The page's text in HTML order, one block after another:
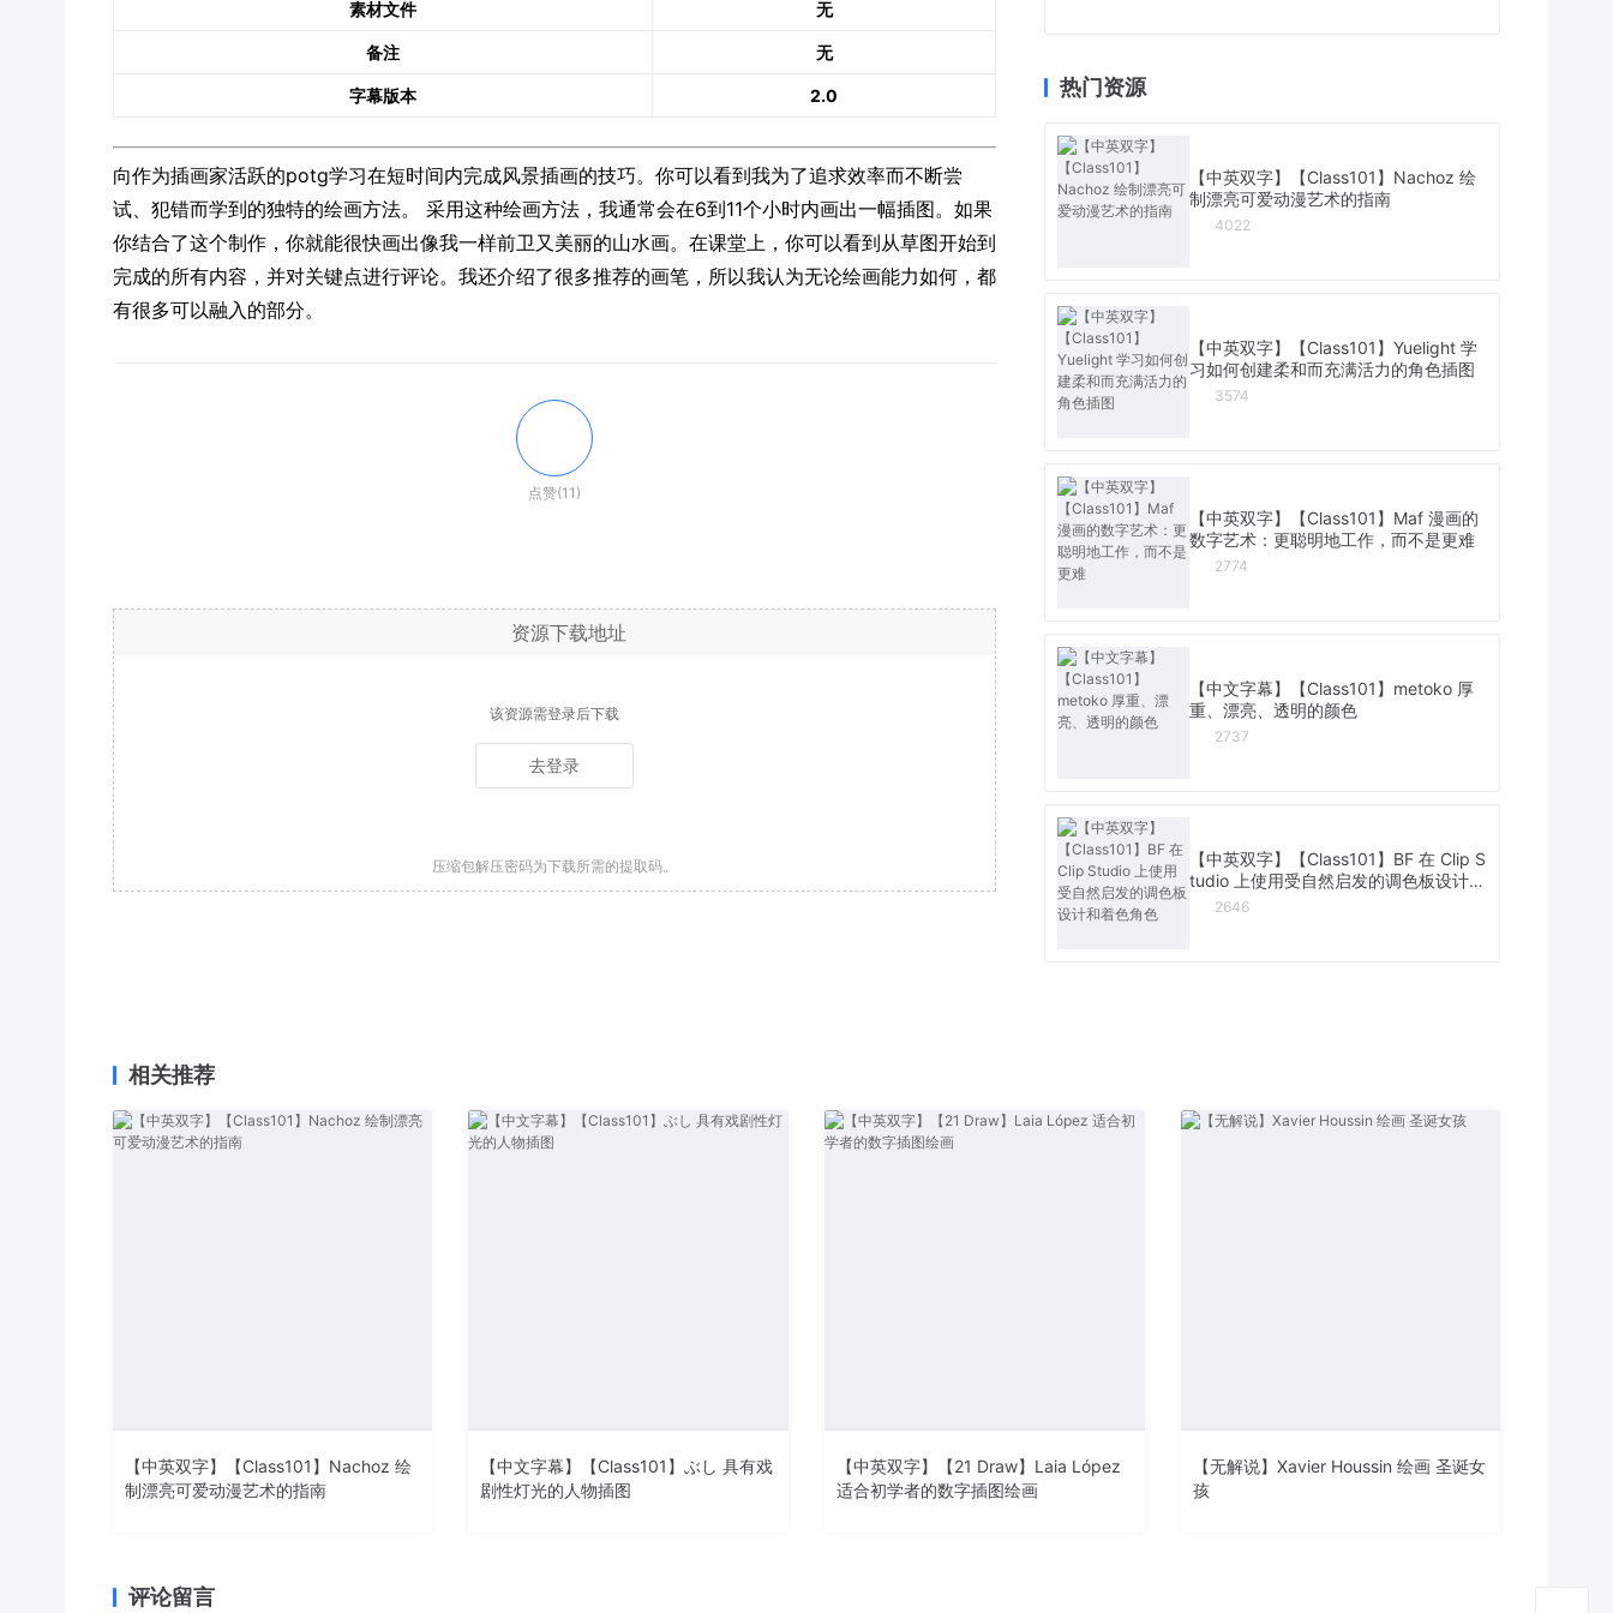
素材文件 无
备注 无
字幕版本 2.0
向作为插画家活跃的potg学习在短时间内完成风景插画的技巧。 你可以看到我为了追求效率而不断尝
试、犯错而学到的独特的绘画方法。 采用这种绘画方法，我通常会在6到11个小时内画出一幅插图。 如果
你结合了这个制作，你就能很快画出像我一样前卫又美丽的山水画。 在课堂上，你可以看到从草图开始到
完成的所有内容，并对关键点进行评论。 我还介绍了很多推荐的画笔，所以我认为无论绘画能力如何，都
有很多可以融入的部分。
点赞(11)
资源下载地址
该资源需登录后下载
去登录
压缩包解压密码为下载所需的提取码。
热门资源
【中英双字】【Class101】Nachoz 绘
制漂亮可爱动漫艺术的指南
4022
【中英双字】【Class101】Yuelight 学
习如何创建柔和而充满活力的角色插图
3574
【中英双字】【Class101】Maf 漫画的
数字艺术：更聪明地工作，而不是更难
2774
【中文字幕】【Class101】metoko 厚
重、漂亮、透明的颜色
2737
【中英双字】【Class101】BF 在 Clip S
tudio 上使用受自然启发的调色板设计和
着色角色
2646
相关推荐
【中英双字】【Class101】Nachoz 绘
制漂亮可爱动漫艺术的指南
【中文字幕】【Class101】ぶし 具有戏
剧性灯光的人物插图
【中英双字】【21 Draw】Laia López
适合初学者的数字插图绘画
【无解说】Xavier Houssin 绘画 圣诞女
孩
评论留言